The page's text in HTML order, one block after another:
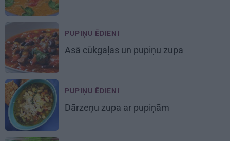
PUPIŅU ĒDIENI
Asā cūkgaļas un pupiņu zupa
PUPIŅU ĒDIENI
Dārzeņu zupa ar pupiņām